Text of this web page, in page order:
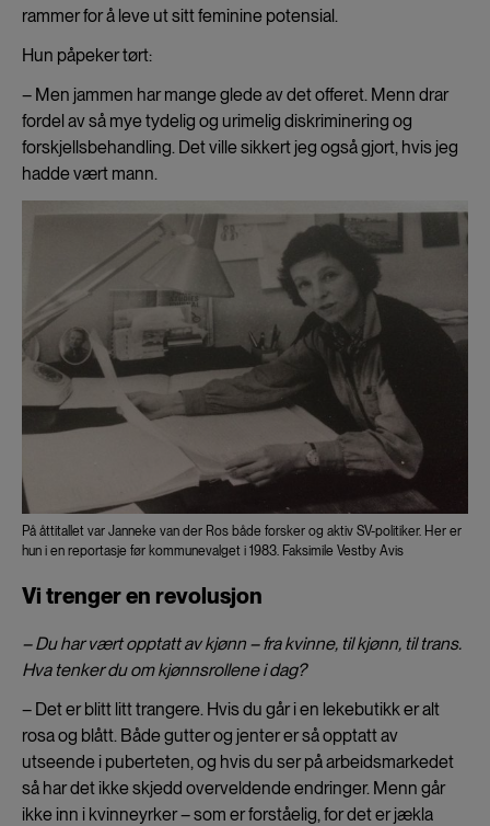
rammer for å leve ut sitt feminine potensial.
Hun påpeker tørt:
– Men jammen har mange glede av det offeret. Menn drar
fordel av så mye tydelig og urimelig diskriminering og
forskjellsbehandling. Det ville sikkert jeg også gjort, hvis jeg
hadde vært mann.
På åttitallet var Janneke van der Ros både forsker og aktiv SV-politiker. Her er
hun i en reportasje før kommunevalget i 1983. Faksimile Vestby Avis
Vi trenger en revolusjon
– Du har vært opptatt av kjønn – fra kvinne, til kjønn, til trans.
Hva tenker du om kjønnsrollene i dag?
– Det er blitt litt trangere. Hvis du går i en lekebutikk er alt
rosa og blått. Både gutter og jenter er så opptatt av
utseende i puberteten, og hvis du ser på arbeidsmarkedet
så har det ikke skjedd overveldende endringer. Menn går
ikke inn i kvinneyrker – som er forståelig, for det er jækla